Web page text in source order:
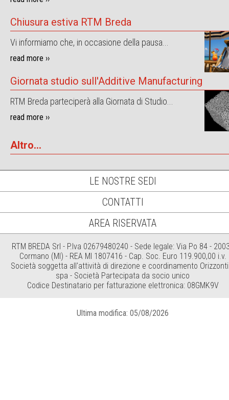
Chiusura estiva RTM Breda
Vi informiamo che, in occasione della pausa...
read more ››
Giornata studio sull'Additive Manufacturing
RTM Breda parteciperà alla Giornata di Studio...
read more ››
Altro...
LE NOSTRE SEDI
CONTATTI
AREA RISERVATA
RTM BREDA Srl - P.Iva 02679480240 - Sede legale: Via Po 84 -
Cormano (MI) - REA MI 1807416 - Cap. Soc. Euro 119.900,00 i.v.
Società soggetta all'attività di direzione e coordinamento
spa - Società Partecipata da socio unico
Codice Destinatario per fatturazione elettronica: 08GMK9V
Ultima modifica: 05/08/2026